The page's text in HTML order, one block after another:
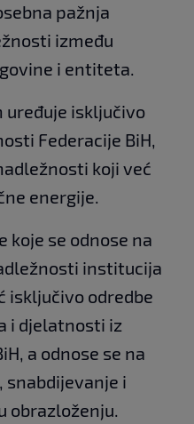
pažnja
između
i entiteta.
uređuje isključivo
Federacije BiH,
koji već
energije.
koje se odnose na
institucija
isključivo odredbe
i djelatnosti iz
a odnose se na
snabdijevanje i
obrazloženju.